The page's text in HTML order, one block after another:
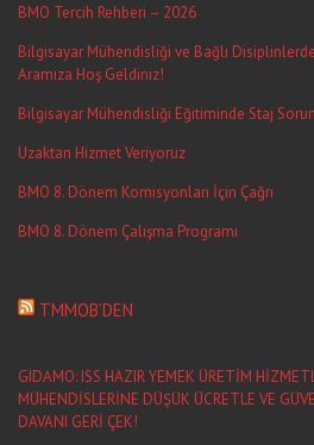
BMO Tercih Rehberi – 2026
Bilgisayar Mühendisliği ve Bağlı
Aramıza Hoş Geldiniz!
Bilgisayar Mühendisliği Eğitiminde Staj
Uzaktan Hizmet Veriyoruz
BMO 8. Dönem Komisyonları İçin Çağrı
BMO 8. Dönem Çalışma Programı
TMMOB’DEN
GIDAMO: ISS HAZIR YEMEK ÜRETİM
MÜHENDİSLERİNE DÜŞÜK ÜCRETLE VE
DAVANI GERİ ÇEK!